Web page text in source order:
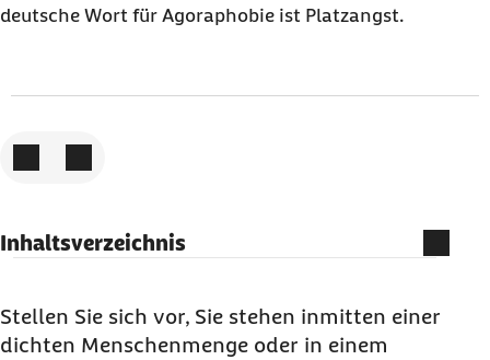
deutsche Wort für Agoraphobie ist Platzangst.
Inhaltsverzeichnis
Diese Symptome machen auf eine Agoraphobie
aufmerksam
Stellen Sie sich vor, Sie stehen inmitten einer
dichten Menschenmenge oder in einem